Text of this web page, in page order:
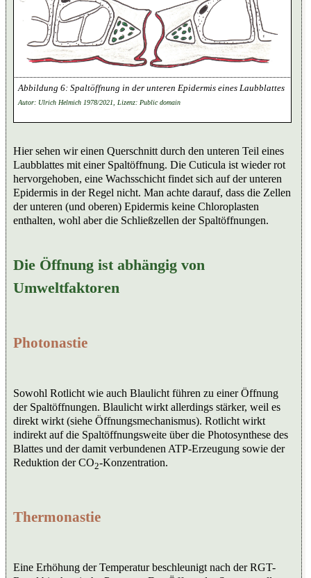
Spaltöffnung in der unteren Epidermis eines Laubblattes
Autor: Ulrich Helmich 1978/2021, Lizenz: Public domain
Hier sehen wir einen Querschnitt durch den unteren Teil eines
Laubblattes mit einer Spaltöffnung. Die Cuticula ist wieder rot
hervorgehoben, eine Wachsschicht findet sich auf der unteren
Epidermis in der Regel nicht. Man achte darauf, dass die Zellen
der unteren (und oberen) Epidermis keine Chloroplasten
enthalten, wohl aber die Schließzellen der Spaltöffnungen.
Die Öffnung ist abhängig von
Umweltfaktoren
Photonastie
Sowohl Rotlicht wie auch Blaulicht führen zu einer Öffnung
der Spaltöffnungen. Blaulicht wirkt allerdings stärker, weil es
direkt wirkt (siehe Öffnungsmechanismus). Rotlicht wirkt
indirekt auf die Spaltöffnungsweite über die Photosynthese des
Blattes und der damit verbundenen ATP-Erzeugung sowie der
Reduktion der CO2-Konzentration.
Thermonastie
Eine Erhöhung der Temperatur beschleunigt nach der RGT-